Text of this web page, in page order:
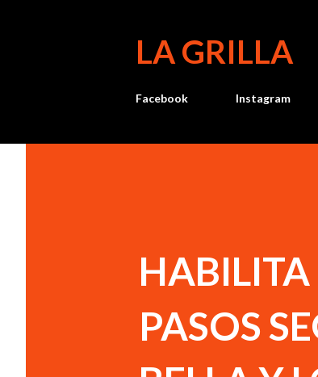
LA GRILLA
Facebook Instagram
PASOS